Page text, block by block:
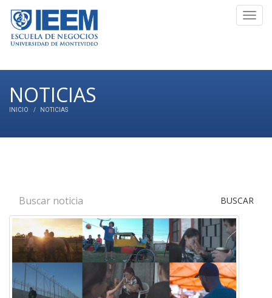
NOTICIAS
INICIO NOTICIAS
BUSCAR